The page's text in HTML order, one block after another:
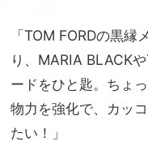
「TOM FORDの黒
り、MARIA BLACK
ードをひと匙。ちょ
物力を強化で、カッ
たい！」